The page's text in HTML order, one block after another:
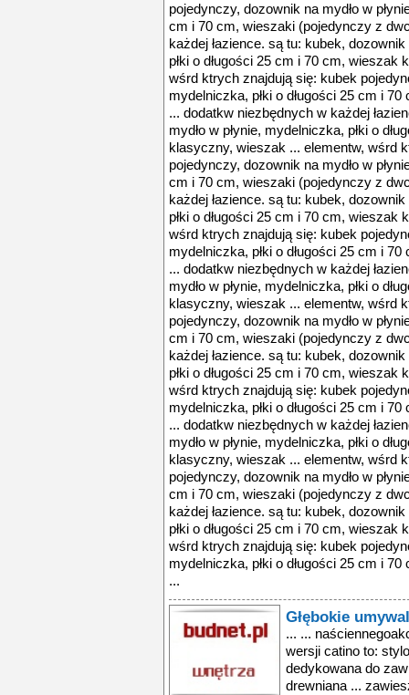
pojedynczy, dozownik na mydło w
cm i 70 cm, wieszaki (pojedynczy z
każdej łazience. są tu: kubek,
płki o długości 25 cm i 70 cm,
wśrd ktrych znajdują się: kubek
mydelniczka, płki o długości 25 cm i
... dodatkw niezbędnych w każdej
mydło w płynie, mydelniczka, płki o
klasyczny, wieszak ... elementw, wśrd
pojedynczy, dozownik na mydło w
cm i 70 cm, wieszaki (pojedynczy z
każdej łazience. są tu: kubek,
płki o długości 25 cm i 70 cm,
wśrd ktrych znajdują się: kubek
mydelniczka, płki o długości 25 cm i
... dodatkw niezbędnych w każdej
mydło w płynie, mydelniczka, płki o
klasyczny, wieszak ... elementw, wśrd
pojedynczy, dozownik na mydło w
cm i 70 cm, wieszaki (pojedynczy z
każdej łazience. są tu: kubek,
płki o długości 25 cm i 70 cm,
wśrd ktrych znajdują się: kubek
mydelniczka, płki o długości 25 cm i
... dodatkw niezbędnych w każdej
mydło w płynie, mydelniczka, płki o
klasyczny, wieszak ... elementw, wśrd
pojedynczy, dozownik na mydło w
cm i 70 cm, wieszaki (pojedynczy z
każdej łazience. są tu: kubek,
płki o długości 25 cm i 70 cm,
wśrd ktrych znajdują się: kubek
mydelniczka, płki o długości 25 cm i
...
Głębokie
... ...
wersji catino to:
dedykowana do
drewniana ...